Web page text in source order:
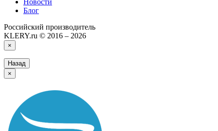
Новости
Блог
Российский производитель
KLERY.ru © 2016 – 2026
×
Назад
×